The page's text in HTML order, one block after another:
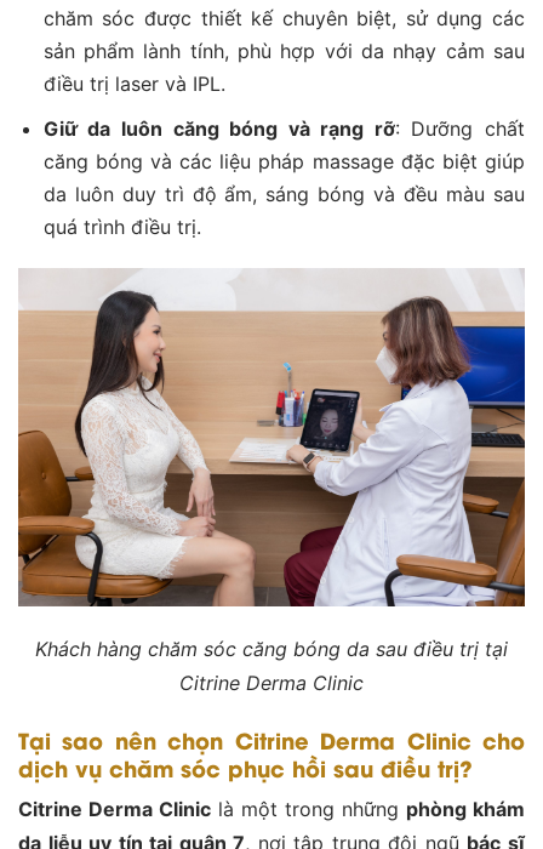
chăm sóc được thiết kế chuyên biệt, sử dụng các
sản phẩm lành tính, phù hợp với da nhạy cảm sau
điều trị laser và IPL.
Giữ da luôn căng bóng và rạng rỡ: Dưỡng chất
căng bóng và các liệu pháp massage đặc biệt giúp
da luôn duy trì độ ẩm, sáng bóng và đều màu sau
quá trình điều trị.
Khách hàng chăm sóc căng bóng da sau điều trị tại
Citrine Derma Clinic
Tại sao nên chọn Citrine Derma Clinic cho
dịch vụ chăm sóc phục hồi sau điều trị?
Citrine Derma Clinic là một trong những phòng khám
da liễu uy tín tại quận 7, nơi tập trung đội ngũ bác sĩ